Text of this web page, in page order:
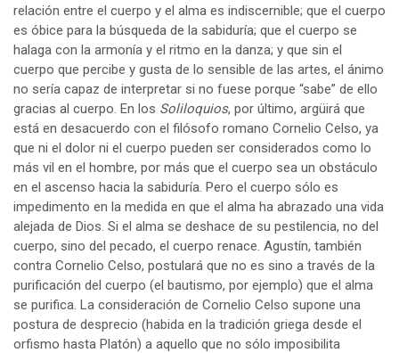
relación entre el cuerpo y el alma es indiscernible; que el cuerpo
es óbice para la búsqueda de la sabiduría; que el cuerpo se
halaga con la armonía y el ritmo en la danza; y que sin el
cuerpo que percibe y gusta de lo sensible de las artes, el ánimo
no sería capaz de interpretar si no fuese porque “sabe” de ello
gracias al cuerpo. En los Soliloquios, por último, argüirá que
está en desacuerdo con el filósofo romano Cornelio Celso, ya
que ni el dolor ni el cuerpo pueden ser considerados como lo
más vil en el hombre, por más que el cuerpo sea un obstáculo
en el ascenso hacia la sabiduría. Pero el cuerpo sólo es
impedimento en la medida en que el alma ha abrazado una vida
alejada de Dios. Si el alma se deshace de su pestilencia, no del
cuerpo, sino del pecado, el cuerpo renace. Agustín, también
contra Cornelio Celso, postulará que no es sino a través de la
purificación del cuerpo (el bautismo, por ejemplo) que el alma
se purifica. La consideración de Cornelio Celso supone una
postura de desprecio (habida en la tradición griega desde el
orfismo hasta Platón) a aquello que no sólo imposibilita